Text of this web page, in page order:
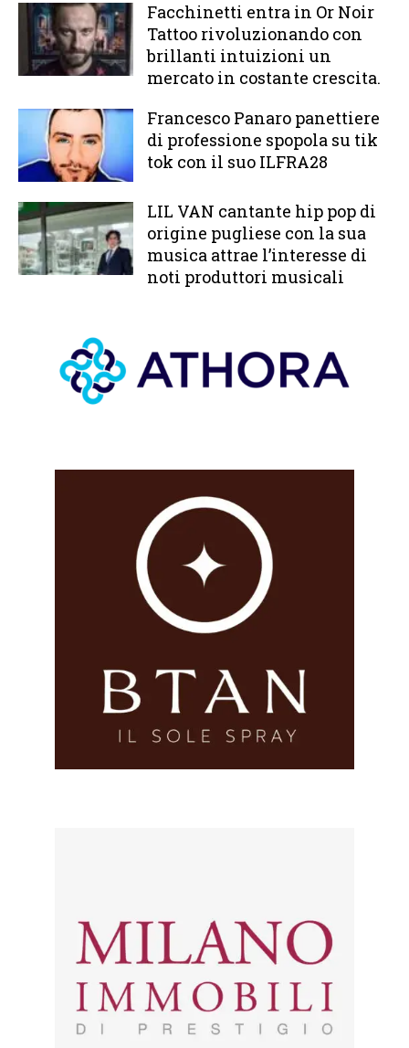
Facchinetti entra in Or Noir
Tattoo rivoluzionando con
brillanti intuizioni un
mercato in costante crescita.
Francesco Panaro panettiere
di professione spopola su tik
tok con il suo ILFRA28
LIL VAN cantante hip pop di
origine pugliese con la sua
musica attrae l’interesse di
noti produttori musicali